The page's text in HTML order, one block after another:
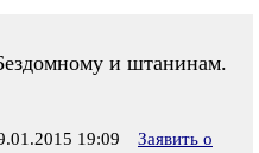
и штанинам.
19:09
Заявить о